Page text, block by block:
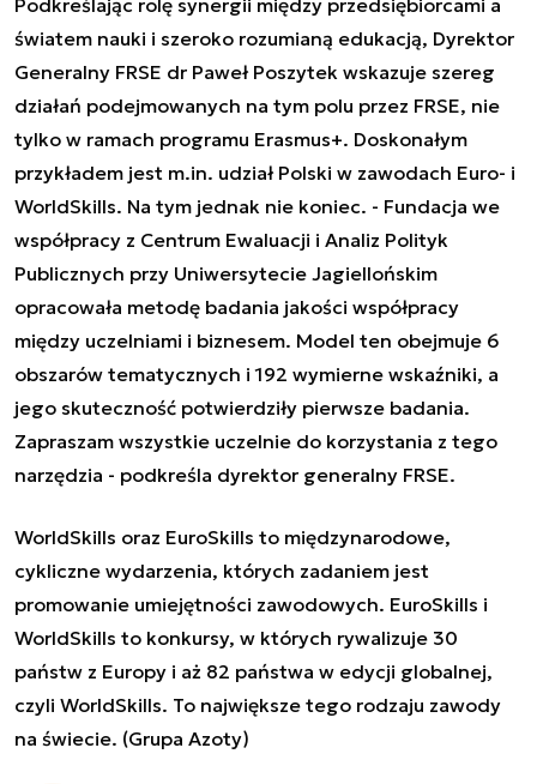
światem nauki i szeroko rozumianą edukacją, Dyrektor
Generalny FRSE dr Paweł Poszytek wskazuje szereg
działań podejmowanych na tym polu przez FRSE, nie
tylko w ramach programu Erasmus+. Doskonałym
przykładem jest m.in. udział Polski w zawodach Euro- i
WorldSkills. Na tym jednak nie koniec. - Fundacja we
współpracy z Centrum Ewaluacji i Analiz Polityk
Publicznych przy Uniwersytecie Jagiellońskim
opracowała metodę badania jakości współpracy
między uczelniami i biznesem. Model ten obejmuje 6
obszarów tematycznych i 192 wymierne wskaźniki, a
jego skuteczność potwierdziły pierwsze badania.
Zapraszam wszystkie uczelnie do korzystania z tego
narzędzia - podkreśla dyrektor generalny FRSE.
WorldSkills oraz EuroSkills to międzynarodowe,
cykliczne wydarzenia, których zadaniem jest
promowanie umiejętności zawodowych. EuroSkills i
WorldSkills to konkursy, w których rywalizuje 30
państw z Europy i aż 82 państwa w edycji globalnej,
czyli WorldSkills. To największe tego rodzaju zawody
na świecie. (Grupa Azoty)